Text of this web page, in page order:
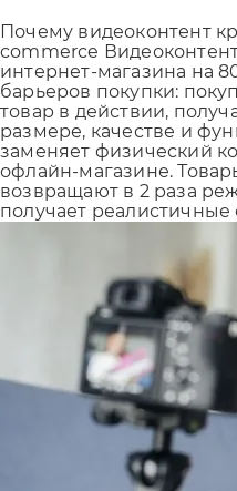
Почему видеоконтент
commerce
интернет-магазина на
барьеров покупки:
товар в действии,
размере, качестве и
заменяет физический
офлайн-магазине.
возвращают в 2 раза
получает